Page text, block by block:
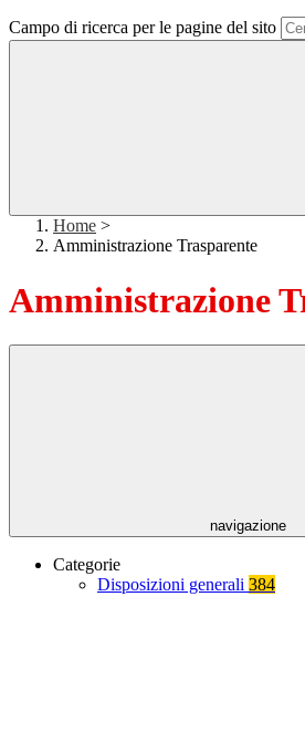
Campo di ricerca per le pagine del sito
Home >
Amministrazione Trasparente
Amministrazione
navigazione
Categorie
Disposizioni generali 384